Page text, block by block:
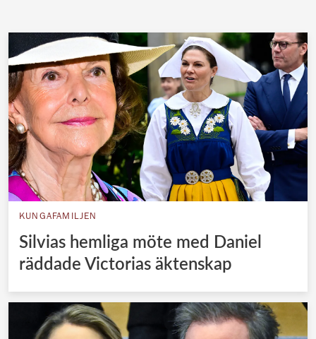
KUNGAFAMILJEN
Silvias hemliga möte med Daniel
räddade Victorias äktenskap